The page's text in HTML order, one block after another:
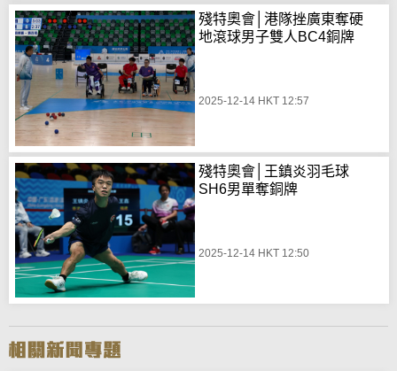
殘特奧會│港隊挫廣東奪硬
地滾球男子雙人BC4銅牌
2025-12-14 HKT 12:57
殘特奧會│王鎮炎羽毛球
SH6男單奪銅牌
2025-12-14 HKT 12:50